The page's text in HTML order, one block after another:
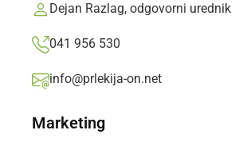
Dejan Razlag, odgovorni urednik
041 956 530
info@prlekija-on.net
Marketing